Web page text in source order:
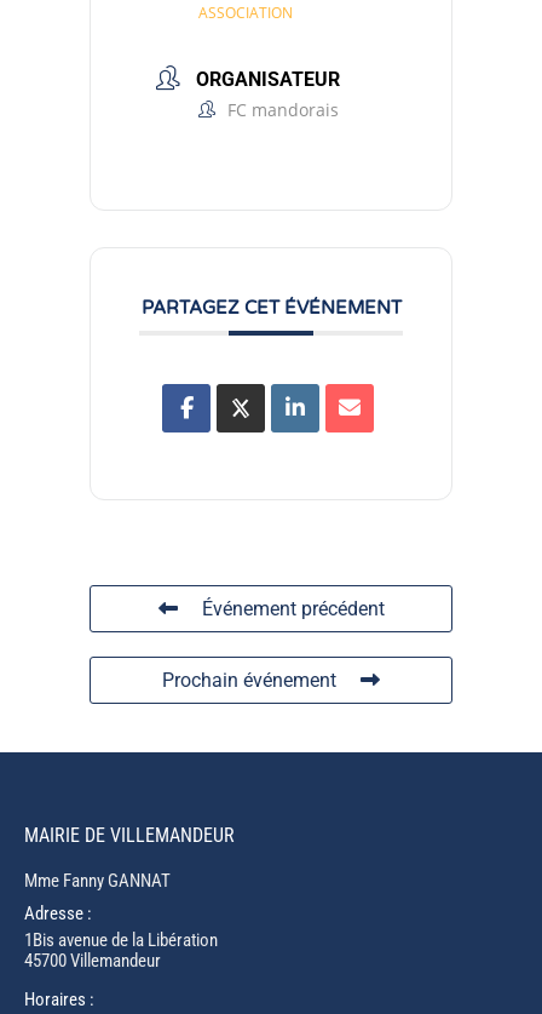
ASSOCIATION
ORGANISATEUR
FC mandorais
PARTAGEZ CET ÉVÉNEMENT
Événement précédent
Prochain événement
MAIRIE DE VILLEMANDEUR
Mme Fanny GANNAT
Adresse :
1Bis avenue de la Libération
45700 Villemandeur
Horaires :